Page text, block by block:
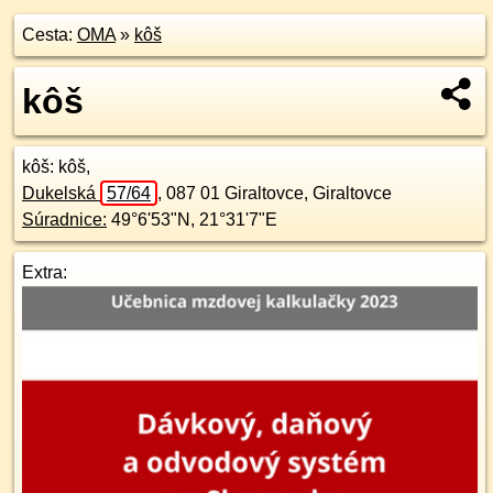
Cesta: OMA» kôš
kôš
kôš: kôš,
Dukelská
57/64 , 087 01 Giraltovce, Giraltovce
Súradnice: 49°6'53"N , 21°31'7"E
Extra: